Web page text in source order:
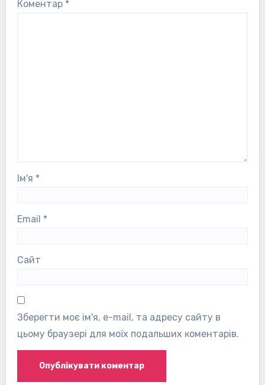
Коментар *
Ім'я *
Email *
Сайт
Зберегти моє ім'я, e-mail, та адресу сайту в
цьому браузері для моїх подальших коментарів.